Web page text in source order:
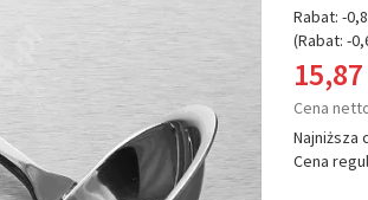
Rabat: -
(Rabat: -
15,87
Cena
Najniższa
Cena